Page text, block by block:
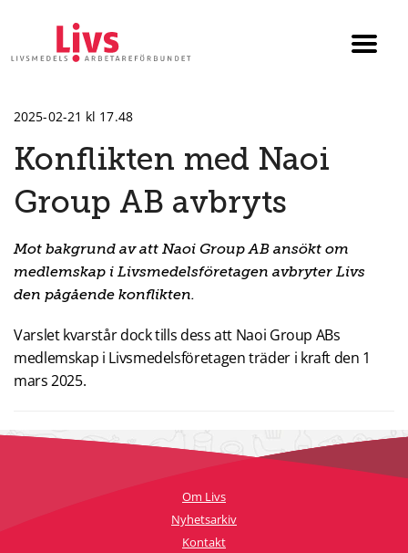
2025-02-21 kl 17.48
Konflikten med Naoi
Group AB avbryts
Mot bakgrund av att Naoi Group AB ansökt om
medlemskap i Livsmedelsföretagen avbryter Livs
den pågående konflikten.
Varslet kvarstår dock tills dess att Naoi Group ABs
medlemskap i Livsmedelsföretagen träder i kraft den 1
mars 2025.
Om Livs
Nyhetsarkiv
Kontakt